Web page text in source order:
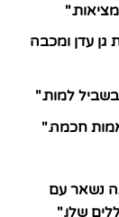
עדן ומכבה
למות."
חכמה."
נשאר עם
שלו."